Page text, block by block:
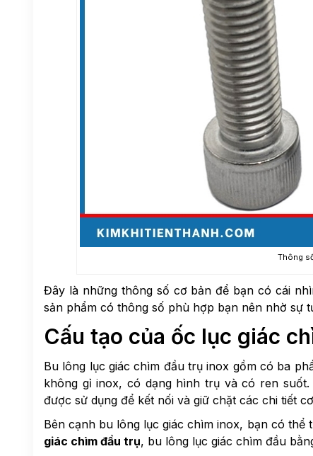
Thông
Đây là những thông số cơ bản để bạn có cái
sản phẩm có thông số phù hợp bạn nên nhờ sự
Cấu tạo của ốc lục giác
Bu lông lục giác chìm đầu trụ inox gồm có ba
không gỉ inox, có dạng hình trụ và có ren
được sử dụng để kết nối và giữ chặt các chi tiết
Bên cạnh bu lông lục giác chìm inox, bạn có thể
giác chìm đầu trụ, bu lông lục giác chìm đầu